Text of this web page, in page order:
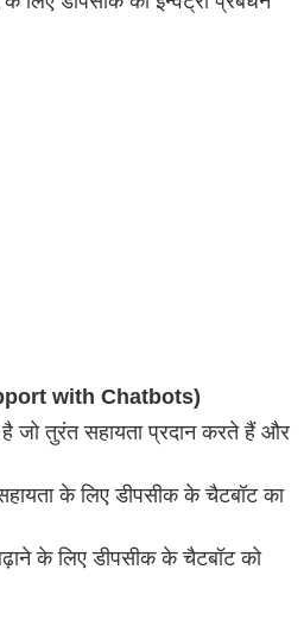
with Chatbots)
है जो तुरंत सहायता प्रदान करते हैं और
के लिए डीपसीक के चैटबॉट का
के लिए डीपसीक के चैटबॉट को